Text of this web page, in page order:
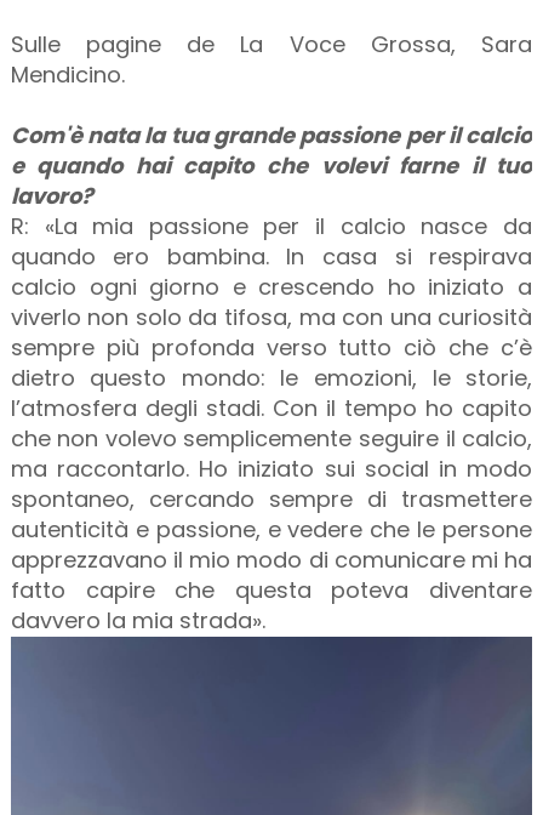
Sulle pagine de La Voce Grossa, Sara
Mendicino.
Com'è nata la tua grande passione per il calcio
e quando hai capito che volevi farne il tuo
lavoro?
R: «La mia passione per il calcio nasce da
quando ero bambina. In casa si respirava
calcio ogni giorno e crescendo ho iniziato a
viverlo non solo da tifosa, ma con una curiosità
sempre più profonda verso tutto ciò che c’è
dietro questo mondo: le emozioni, le storie,
l’atmosfera degli stadi. Con il tempo ho capito
che non volevo semplicemente seguire il calcio,
ma raccontarlo. Ho iniziato sui social in modo
spontaneo, cercando sempre di trasmettere
autenticità e passione, e vedere che le persone
apprezzavano il mio modo di comunicare mi ha
fatto capire che questa poteva diventare
davvero la mia strada».